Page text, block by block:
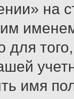
на
имя